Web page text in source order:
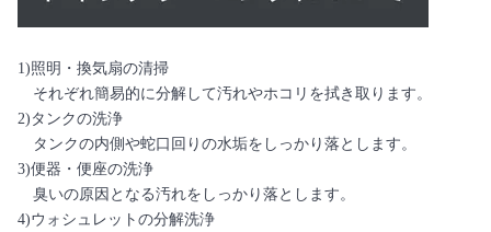
1)照明・換気扇の清掃
それぞれ簡易的に分解して汚れやホコリを拭き取ります。
2)タンクの洗浄
タンクの内側や蛇口回りの水垢をしっかり落とします。
3)便器・便座の洗浄
臭いの原因となる汚れをしっかり落とします。
4)ウォシュレットの分解洗浄